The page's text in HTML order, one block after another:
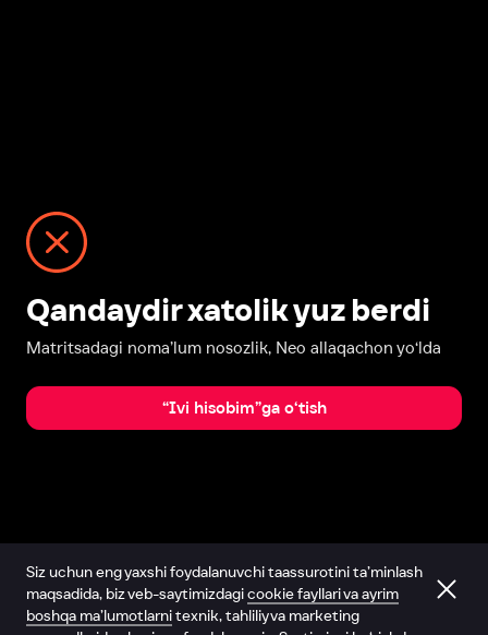
Qandaydir xatolik yuz berdi
Matritsadagi noma’lum nosozlik, Neo allaqachon yo‘lda
“Ivi hisobim”ga o‘tish
Siz uchun eng yaxshi foydalanuvchi taassurotini ta’minlash
maqsadida, biz veb-saytimizdagicookie fayllari va ayrim
boshqa ma’lumotlarnitexnik, tahliliy va marketing